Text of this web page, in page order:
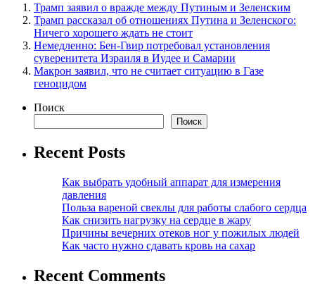
Трамп заявил о вражде между Путиным и Зеленским
Трамп рассказал об отношениях Путина и Зеленского:
Ничего хорошего ждать не стоит
Немедленно: Бен-Гвир потребовал установления
суверенитета Израиля в Иудее и Самарии
Макрон заявил, что не считает ситуацию в Газе
геноцидом
Поиск
Поиск
Recent Posts
Как выбрать удобный аппарат для измерения
давления
Польза вареной свеклы для работы слабого сердца
Как снизить нагрузку на сердце в жару
Причины вечерних отеков ног у пожилых людей
Как часто нужно сдавать кровь на сахар
Recent Comments